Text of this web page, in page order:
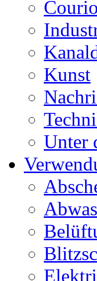
Kunst
Unter